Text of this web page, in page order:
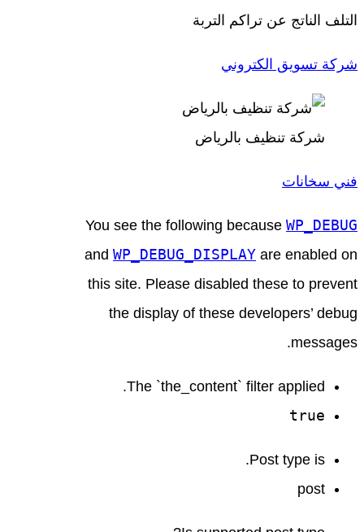
التلف الناتج عن تراكم التربة
شركة تسويق الكتروني
شركة تنظيف بالرياض
فني سخانات
You see the following because WP_DEBUG
and WP_DEBUG_DISPLAY are enabled on
this site. Please disabled these to prevent
the display of these developers’ debug
messages.
The `the_content` filter applied.
true
Post type is.
post